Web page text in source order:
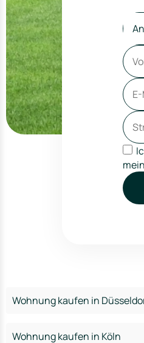
Wohnung kaufen in
Wohnung kaufen in Köln